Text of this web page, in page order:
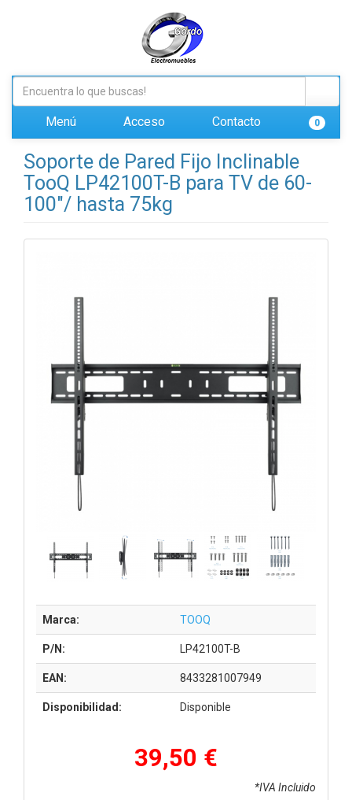
Menú Acceso Contacto 0
Soporte de Pared Fijo Inclinable
TooQ LP42100T-B para TV de 60-
100"/ hasta 75kg
Marca: TOOQ
P/N: LP42100T-B
EAN: 8433281007949
Disponibilidad: Disponible
39,50 €
*IVA Incluido